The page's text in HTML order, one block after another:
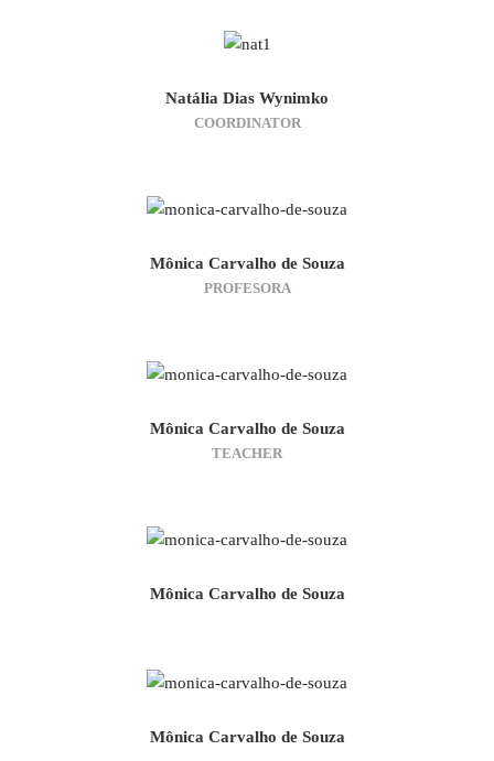
Natália Dias Wynimko
COORDINATOR
Mônica Carvalho de Souza
PROFESORA
Mônica Carvalho de Souza
TEACHER
Mônica Carvalho de Souza
Mônica Carvalho de Souza